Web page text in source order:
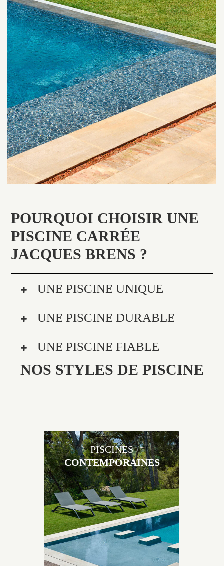
POURQUOI CHOISIR UNE
PISCINE CARRÉE
JACQUES BRENS ?
UNE PISCINE UNIQUE
UNE PISCINE DURABLE
UNE PISCINE FIABLE
NOS STYLES DE PISCINE
Les piscines en béton contemporaines Jacques
Brens sont uniques grâce au large choix de
matériaux et de revêtements et les nombreuses
options disponibles, miroir, couloir de nage, plage
immergée, débordement.
PISCINES
CONTEMPORAINES